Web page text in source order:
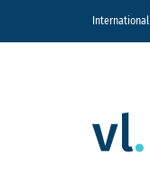
International